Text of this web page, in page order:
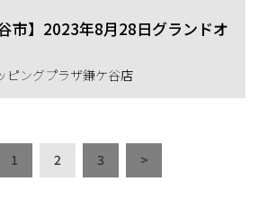
市】2023年8月28日グランドオ
ピングプラザ鎌ケ谷店
1 2 3 >